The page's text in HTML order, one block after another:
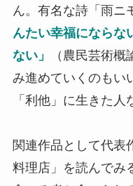
ん。有名な詩「雨ニ
んたい幸福にならな
ない」
（農民芸術
み進めていくのもい
「利他」に生きた人
関連作品として代表
料理店」を読んでみ